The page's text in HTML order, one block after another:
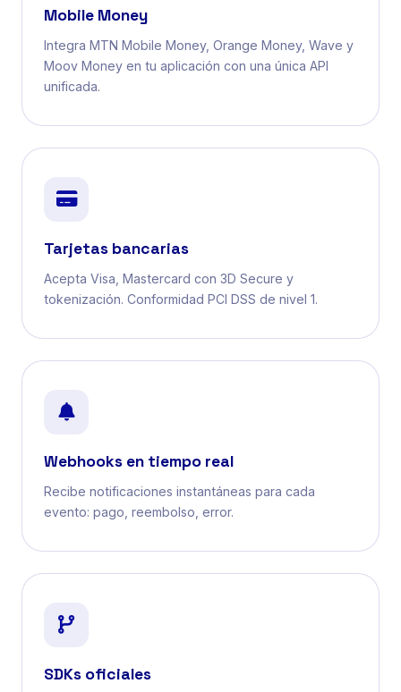
Mobile Money
Integra MTN Mobile Money, Orange Money, Wave y
Moov Money en tu aplicación con una única API
unificada.
Tarjetas bancarias
Acepta Visa, Mastercard con 3D Secure y
tokenización. Conformidad PCI DSS de nivel 1.
Webhooks en tiempo real
Recibe notificaciones instantáneas para cada
evento: pago, reembolso, error.
SDKs oficiales